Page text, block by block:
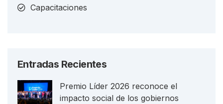
Capacitaciones
Entradas Recientes
Premio Líder 2026 reconoce el
impacto social de los gobiernos